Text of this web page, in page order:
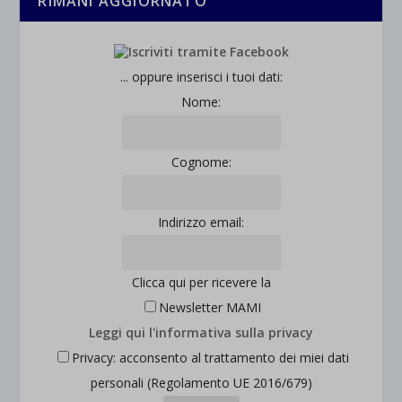
... oppure inserisci i tuoi dati:
Nome:
Cognome:
Indirizzo email:
Clicca qui per ricevere la
Newsletter MAMI
Leggi qui l'informativa sulla privacy
Privacy: acconsento al trattamento dei miei dati
personali (Regolamento UE 2016/679)
_ga_*
esplicitamente categorizzati.
Mostra dettagli